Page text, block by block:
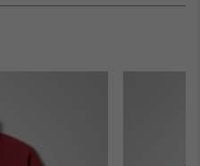
or